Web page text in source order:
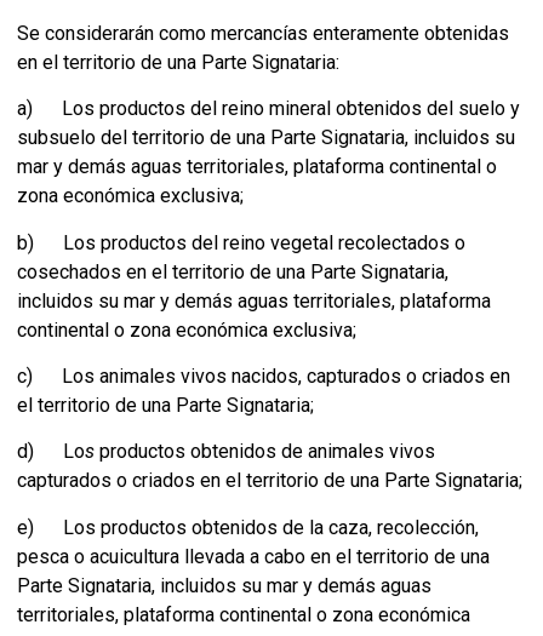
Se considerarán como mercancías enteramente obtenidas
en el territorio de una Parte Signataria:
a) Los productos del reino mineral obtenidos del suelo y
subsuelo del territorio de una Parte Signataria, incluidos su
mar y demás aguas territoriales, plataforma continental o
zona económica exclusiva;
b) Los productos del reino vegetal recolectados o
cosechados en el territorio de una Parte Signataria,
incluidos su mar y demás aguas territoriales, plataforma
continental o zona económica exclusiva;
c) Los animales vivos nacidos, capturados o criados en
el territorio de una Parte Signataria;
d) Los productos obtenidos de animales vivos
capturados o criados en el territorio de una Parte Signataria;
e) Los productos obtenidos de la caza, recolección,
pesca o acuicultura llevada a cabo en el territorio de una
Parte Signataria, incluidos su mar y demás aguas
territoriales, plataforma continental o zona económica